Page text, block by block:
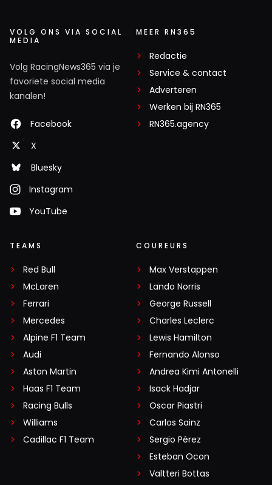
VOLG ONS VIA SOCIAL
MEDIA
Volg RacingNews365 via je
favoriete social media
kanalen!
Facebook
X
Bluesky
Instagram
YouTube
MEER RN365
Redactie
Service & contact
Adverteren
Werken bij RN365
RN365.agency
TEAMS
Red Bull
McLaren
Ferrari
Mercedes
Alpine F1 Team
Audi
Aston Martin
Haas F1 Team
Racing Bulls
Williams
Cadillac F1 Team
COUREURS
Max Verstappen
Lando Norris
George Russell
Charles Leclerc
Lewis Hamilton
Fernando Alonso
Andrea Kimi Antonelli
Isack Hadjar
Oscar Piastri
Carlos Sainz
Sergio Pérez
Esteban Ocon
Valtteri Bottas